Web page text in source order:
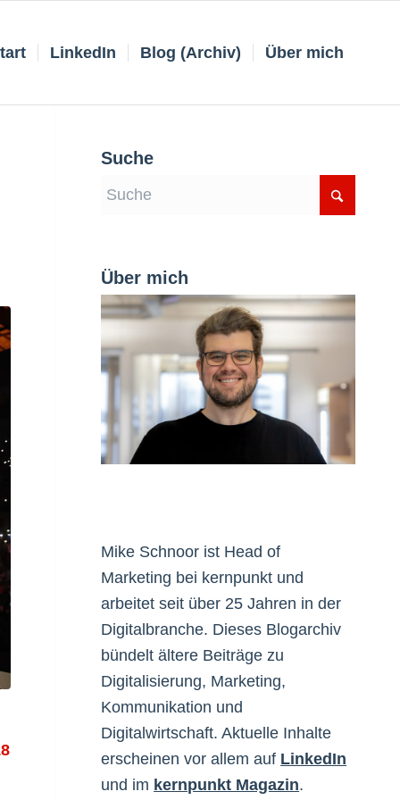
LinkedIn Blog (Archiv) Über mich
Suche
Über mich
Mike Schnoor ist Head of
Marketing bei kernpunkt und
arbeitet seit über 25 Jahren in der
Digitalbranche. Dieses Blogarchiv
bündelt ältere Beiträge zu
Digitalisierung, Marketing,
Kommunikation und
Digitalwirtschaft. Aktuelle Inhalte
erscheinen vor allem auf LinkedIn
und im kernpunkt Magazin.